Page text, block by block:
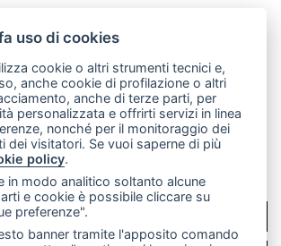
CasateOnline
RSS
Cookie policy
sui cookie
SCRIVICI
uso di cookies
cookie o altri strumenti tecnici e,
anche cookie di profilazione o altri
anche di terze parti, per
personalizzata e offrirti servizi in linea
nonché per il monitoraggio dei
dei visitatori. Se vuoi saperne di più
policy.
in modo analitico soltanto alcune
e cookie è possibile cliccare su
preferenze".
banner tramite l'apposito comando